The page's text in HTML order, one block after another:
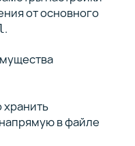
от основного
.
в файле